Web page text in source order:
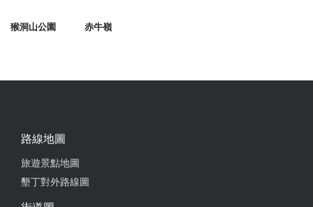
猴洞山公園 赤牛嶺
路線地圖
旅遊景點地圖
墾丁對外路線圖